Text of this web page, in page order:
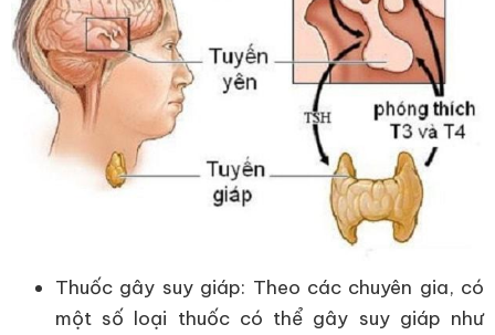
Thuốc gây suy giáp: Theo các chuyên gia, có
một số loại thuốc có thể gây suy giáp như